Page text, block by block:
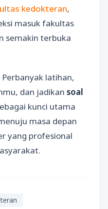
kedokteran,
masuk fakultas
semakin terbuka
latihan,
dan jadikan soal
kunci utama
masa depan
yang profesional